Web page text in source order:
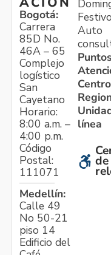
Bogotá:
Carrera
85D No.
46A – 65
Complejo
logístico
San
Cayetano
Horario:
8:00 a.m. –
4:00 p.m.
Código
Postal:
111071
Medellín:
Calle 49
No 50-21
piso 14
Edificio del
Auto
línea
de